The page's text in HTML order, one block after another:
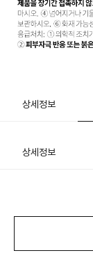
상세정보
상세정보